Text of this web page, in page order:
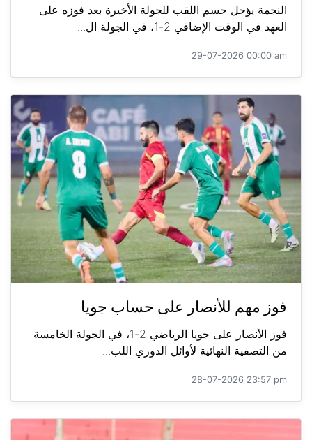
النجمة يؤجل حسم اللقب للجولة الأخيرة بعد فوزه على
العهد في الوقت الإضافي 2-1، في الجولة ال...
29-07-2026 00:00 am
فوز مهم للأنصار على حساب جويا
فوز الأنصار على جويا الرياضي 2-1، في الجولة الخامسة
من التصفية النهائية لأوائل الدوري اللب...
28-07-2026 23:57 pm